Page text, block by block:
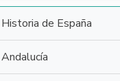
Historia de España
Andalucía